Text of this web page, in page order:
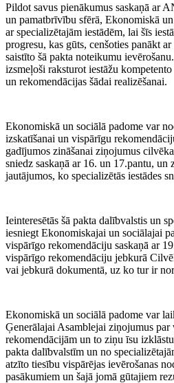
Pildot savus pienākumus saskaņā ar
un pamatbrīvību sfērā, Ekonomiskā
ar specializētajām iestādēm, lai šīs
progresu, kas gūts, cenšoties panākt
saistīto šā pakta noteikumu
izsmeļoši raksturot iestāžu
un rekomendācijas šādai realizēšanai.
Ekonomiskā un sociālā padome var
izskatīšanai un vispārīgu
gadījumos zināšanai ziņojumus
sniedz saskaņā ar 16. un 17.pantu,
jautājumos, ko specializētās iestādes
Ieinteresētās šā pakta dalībvalstis un
iesniegt Ekonomiskajai un sociālajai
vispārīgo rekomendāciju saskaņā ar
vispārīgo rekomendāciju jebkurā
vai jebkurā dokumentā, uz ko tur ir
Ekonomiskā un sociālā padome var
Ģenerālajai Asamblejai ziņojumus par
rekomendācijām un to ziņu īsu
pakta dalībvalstīm un no
atzīto tiesību vispārējas ievērošanas
pasākumiem un šajā jomā gūtajiem